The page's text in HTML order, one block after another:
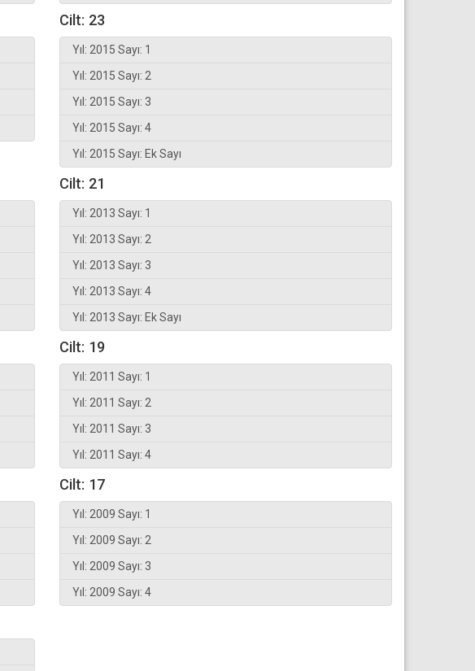
Cilt: 23
Yıl: 2015 Sayı: 1
Yıl: 2015 Sayı: 2
Yıl: 2015 Sayı: 3
Yıl: 2015 Sayı: 4
Yıl: 2015 Sayı: Ek Sayı
Cilt: 21
Yıl: 2013 Sayı: 1
Yıl: 2013 Sayı: 2
Yıl: 2013 Sayı: 3
Yıl: 2013 Sayı: 4
Yıl: 2013 Sayı: Ek Sayı
Cilt: 19
Yıl: 2011 Sayı: 1
Yıl: 2011 Sayı: 2
Yıl: 2011 Sayı: 3
Yıl: 2011 Sayı: 4
Cilt: 17
Yıl: 2009 Sayı: 1
Yıl: 2009 Sayı: 2
Yıl: 2009 Sayı: 3
Yıl: 2009 Sayı: 4